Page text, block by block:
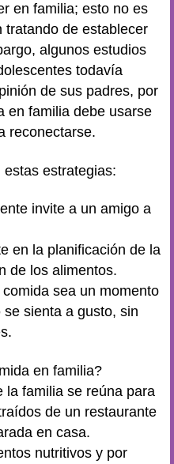
en familia; esto no es
tratando de establecer
algunos estudios
todavía
de sus padres, por
en familia debe usarse
reconectarse.
estrategias:
invite a un amigo a
en la planificación de la
de los alimentos.
sea un momento
sienta a gusto, sin
en familia?
la familia se reúna para
de un restaurante
en casa.
nutritivos y por